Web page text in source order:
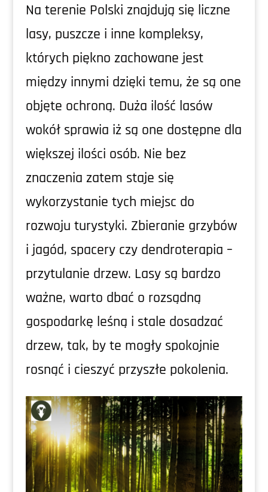
Na terenie Polski znajdują się liczne
lasy, puszcze i inne kompleksy,
których piękno zachowane jest
między innymi dzięki temu, że są one
objęte ochroną. Duża ilość lasów
wokół sprawia iż są one dostępne dla
większej ilości osób. Nie bez
znaczenia zatem staje się
wykorzystanie tych miejsc do
rozwoju turystyki. Zbieranie grzybów
i jagód, spacery czy dendroterapia –
przytulanie drzew. Lasy są bardzo
ważne, warto dbać o rozsądną
gospodarkę leśną i stale dosadzać
drzew, tak, by te mogły spokojnie
rosnąć i cieszyć przyszłe pokolenia.